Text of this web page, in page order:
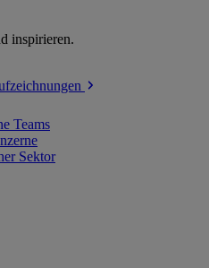
inspirieren.
Teams
Sektor